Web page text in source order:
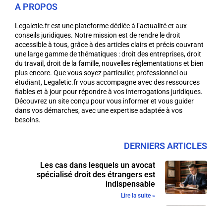
A PROPOS
Legaletic.fr est une plateforme dédiée à l’actualité et aux
conseils juridiques. Notre mission est de rendre le droit
accessible à tous, grâce à des articles clairs et précis couvrant
une large gamme de thématiques : droit des entreprises, droit
du travail, droit de la famille, nouvelles réglementations et bien
plus encore. Que vous soyez particulier, professionnel ou
étudiant, Legaletic.fr vous accompagne avec des ressources
fiables et à jour pour répondre à vos interrogations juridiques.
Découvrez un site conçu pour vous informer et vous guider
dans vos démarches, avec une expertise adaptée à vos
besoins.
DERNIERS ARTICLES
Les cas dans lesquels un avocat
spécialisé droit des étrangers est
indispensable
Lire la suite »